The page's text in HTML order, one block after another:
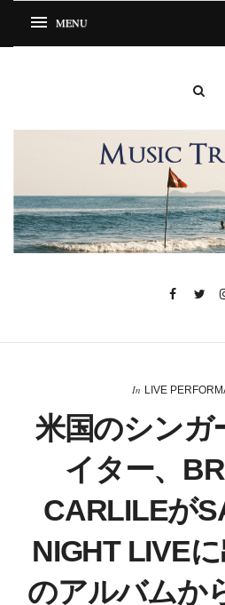
In LIVE
米国のシンガ
イター、
CARLILEが
NIGHT LIVE
のアルバムか